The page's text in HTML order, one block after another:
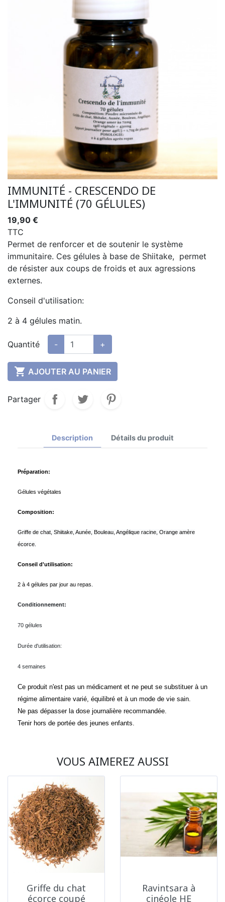
IMMUNITÉ - CRESCENDO DE
L'IMMUNITÉ (70 GÉLULES)
19,90 €
TTC
Permet de renforcer et de soutenir le système
immunitaire. Ces gélules à base de Shiitake, permet
de résister aux coups de froids et aux agressions
externes.
Conseil d'utilisation:
2 à 4 gélules matin.
Quantité - +
 AJOUTER AU PANIER
Partager
Description Détails du produit
Préparation:
Gélules végétales
Composition:
Griffe de chat, Shiitake, Aunée, Bouleau, Angélique racine, Orange amère
écorce.
Conseil d'utilisation:
2 à 4 gélules par jour au repas.
Conditionnement:
70 gélules
Durée d'utilisation:
4 semaines
Ce produit n'est pas un médicament et ne peut se substituer à un
régime alimentaire varié, équilibré et à un mode de vie sain.
Ne pas dépasser la dose journalière recommandée.
Tenir hors de portée des jeunes enfants.
VOUS AIMEREZ AUSSI
Griffe du chat
écorce coupé
Ravintsara à
cinéole HE